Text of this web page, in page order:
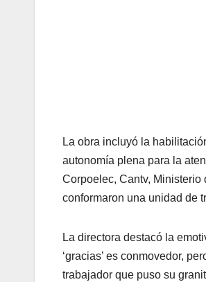
La obra incluyó la
autonomía plena para la
Corpoelec, Cantv,
conformaron una unidad de
La directora destacó la
‘gracias’ es conmovedor,
trabajador que puso su